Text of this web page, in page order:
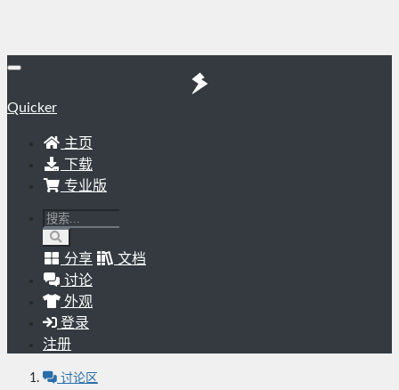
Quicker
主页
下载
专业版
分享
文档
讨论
外观
登录
注册
讨论区